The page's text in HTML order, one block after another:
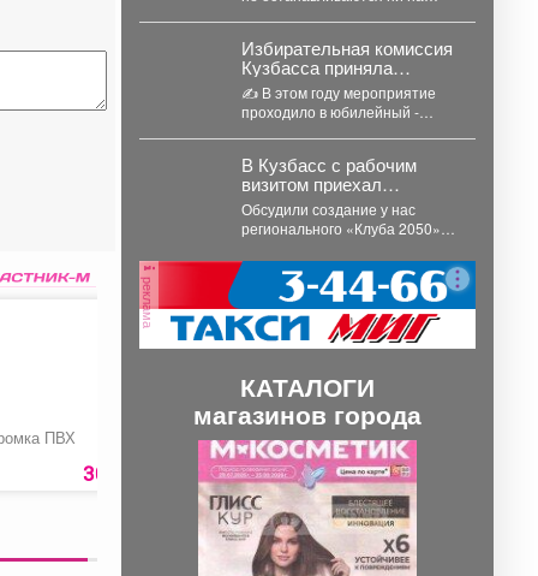
ПВХ
30 руб.
Хризантема Магнум
3350 руб.
Связка шаров и
сердец
нуждается!
добровольцы...
Избирательная комиссия
Кузбасса приняла
участие в региональном
форуме «Время Первых»
✍️ В этом году мероприятие
проходило в юбилейный -
Прокопьевский...
В Кузбасс с рабочим
визитом приехал
учредитель Института
«Царьград» Константин
Малофеев.
Обсудили создание у нас
регионального «Клуба 2050».
на которой эксперты из
разных...
реклама
КАТАЛОГИ
магазинов города